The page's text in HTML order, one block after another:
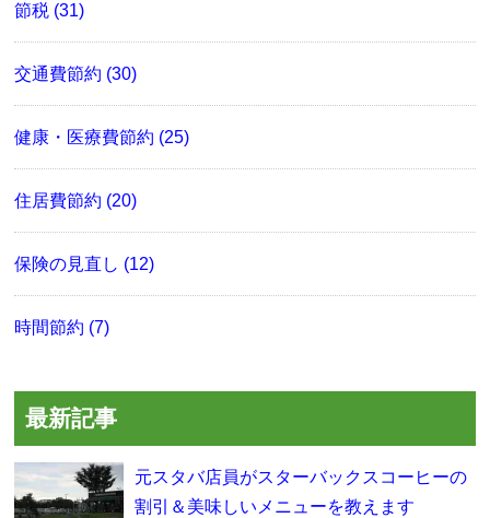
節税 (31)
交通費節約 (30)
健康・医療費節約 (25)
住居費節約 (20)
保険の見直し (12)
時間節約 (7)
最新記事
元スタバ店員がスターバックスコーヒーの
割引＆美味しいメニューを教えます